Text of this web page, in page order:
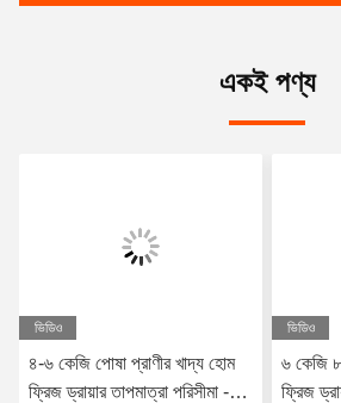
একই পণ্য
ভিডিও
৪-৬ কেজি পোষা প্রাণীর খাদ্য হোম
ফ্রিজ ড্রায়ার তাপমাত্রা পরিসীমা -৫০
ভিডিও
৬ কেজি
ফ্রিজ